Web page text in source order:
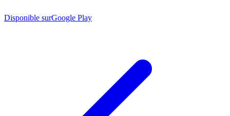
Disponible surGoogle Play